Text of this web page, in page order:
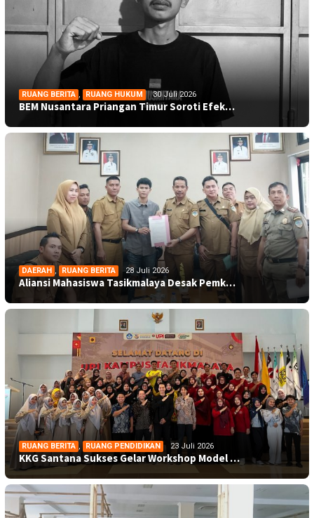
RUANG BERITA , RUANG HUKUM 30 Juli 2026
BEM Nusantara Priangan Timur Soroti Efek…
DAERAH , RUANG BERITA 28 Juli 2026
Aliansi Mahasiswa Tasikmalaya Desak Pemk…
RUANG BERITA , RUANG PENDIDIKAN 23 Juli 2026
KKG Santana Sukses Gelar Workshop Model …